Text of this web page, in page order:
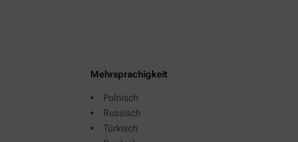
Mehrsprachigkeit
Polnisch
Russisch
Türkisch